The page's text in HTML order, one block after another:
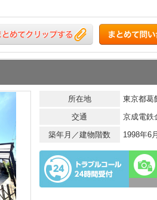
所在地
東京都葛
交通
京成電鉄
築年月／建物階数
1998年6